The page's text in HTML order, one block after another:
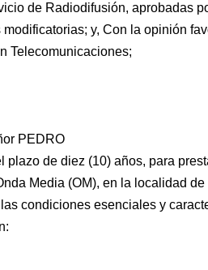
de Radiodifusión, aprobadas
y, Con la opinión
Telecomunicaciones;
PEDRO
de diez (10) años, para
Media (OM), en la localidad de
condiciones esenciales y